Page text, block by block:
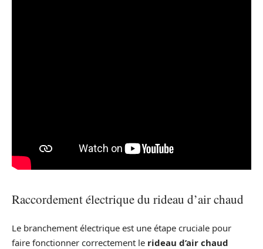
Raccordement électrique du rideau d’air chaud
Le branchement électrique est une étape cruciale pour
faire fonctionner correctement le rideau d’air chaud